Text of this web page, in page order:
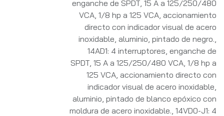
enganche de SPDT, 15 A a 125/250/480
VCA, 1/8 hp a 125 VCA, accionamiento
directo con indicador visual de acero
inoxidable, aluminio, pintado de negro.
14AD1: 4 interruptores, enganche de
SPDT, 15 A a 125/250/480 VCA, 1/8 hp a
125 VCA, accionamiento directo con
indicador visual de acero inoxidable,
aluminio, pintado de blanco epóxico con
moldura de acero inoxidable. 14VD0-J1: 4